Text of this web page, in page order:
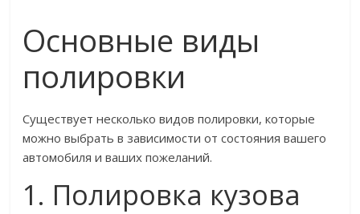
Основные виды
полировки
Существует несколько видов полировки, которые
можно выбрать в зависимости от состояния вашего
автомобиля и ваших пожеланий.
1. Полировка кузова